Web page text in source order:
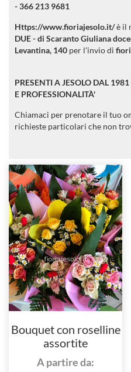
- 366 213 9681
Https://www.fioriajesolo.it/è il
DUE - di Scaranto Giuliana
Levantina, 140 per l'invio di fiori
PRESENTI A JESOLO DAL
E PROFESSIONALITÀ'
Chiamaci per prenotare il tuo
richieste particolari che non
Bouquet con roselline
assortite
A partire da: